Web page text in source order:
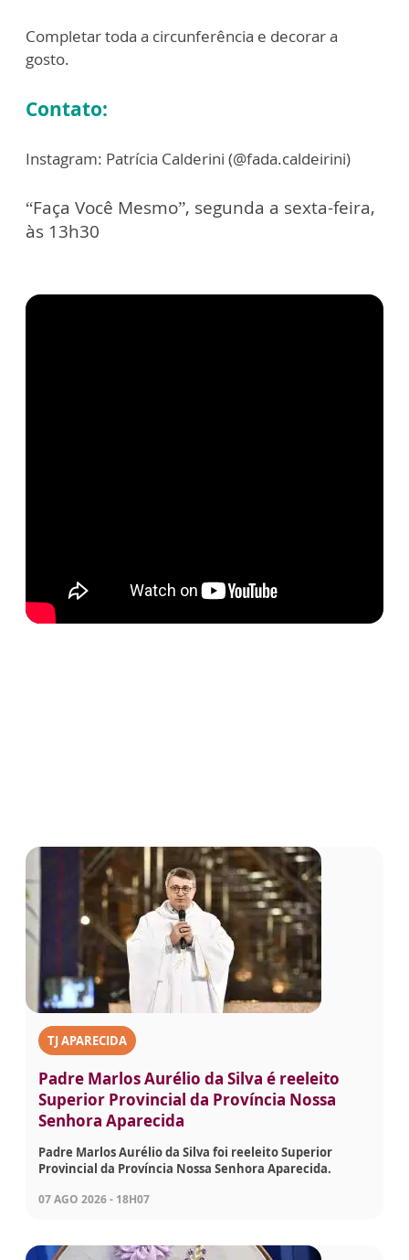
Completar toda a circunferência e decorar a
gosto.
Contato:
Instagram: Patrícia Calderini (@fada.caldeirini)
“Faça Você Mesmo”, segunda a sexta-feira,
às 13h30
TJ APARECIDA
Padre Marlos Aurélio da Silva é reeleito
Superior Provincial da Província Nossa
Senhora Aparecida
Padre Marlos Aurélio da Silva foi reeleito Superior
Provincial da Província Nossa Senhora Aparecida.
07 AGO 2026 - 18H07